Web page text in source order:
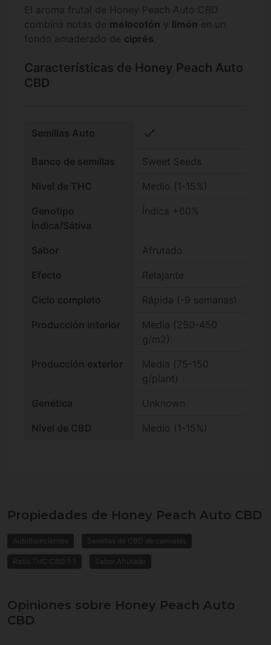
El aroma frutal de Honey Peach Auto CBD
combina notas de melocotón y limón en un
fondo amaderado de ciprés.
Características de Honey Peach Auto
CBD
Semillas Auto check
Banco de semillas Sweet Seeds
Nivel de THC Medio (1-15%)
Genotipo
Índica/Sátiva
Índica +60%
Sabor Afrutado
Efecto Relajante
Ciclo completo Rápida (-9 semanas)
Producción interior
Media (250-450
g/m2)
Producción exterior
Media (75-150
g/plant)
Genética Unknown
Nivel de CBD Medio (1-15%)
Propiedades de Honey Peach Auto CBD
Autoflorecientes Semillas de CBD de cannabis
Ratio THC:CBD 1:1 Sabor Afrutado
Opiniones sobre Honey Peach Auto
CBD